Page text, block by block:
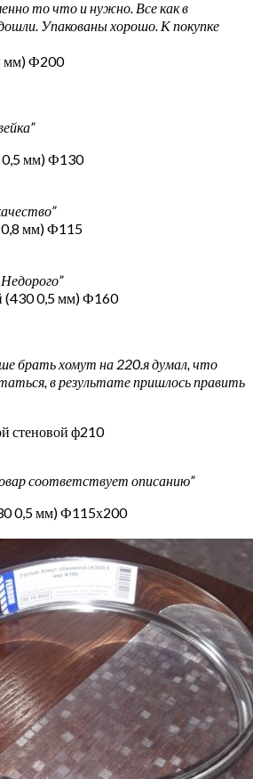
то что и нужно. Все как в
Упакованы хорошо. К покупке
мм) Ф200
0,5 мм) Ф130
мм) Ф115
(430 0,5 мм) Ф160
брать хомут на 220.я думал, что
в результате пришлось править
стеновой ф210
соответствует описанию”
0,5 мм) Ф115х200